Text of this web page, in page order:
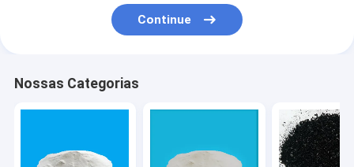
Casa
produtos
Continue
Nossas Categorias